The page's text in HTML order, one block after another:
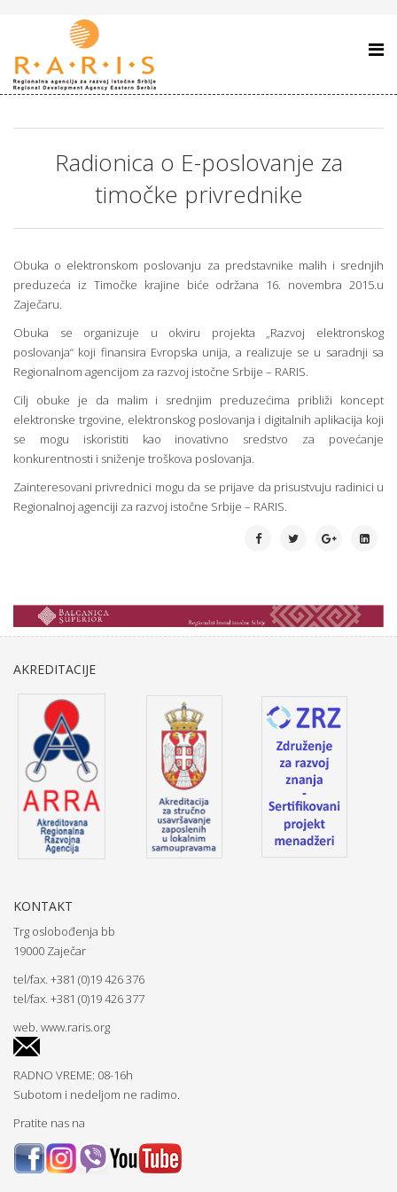
Radionica o E-poslovanje za
timočke privrednike
Obuka o elektronskom poslovanju za predstavnike malih i srednjih
preduzeća iz Timočke krajine biće održana 16. novembra 2015.u
Zaječaru.
Obuka se organizuje u okviru projekta „Razvoj elektronskog
poslovanja“ koji finansira Evropska unija, a realizuje se u saradnji sa
Regionalnom agencijom za razvoj istočne Srbije – RARIS.
Cilj obuke je da malim i srednjim preduzećima približi koncept
elektronske trgovine, elektronskog poslovanja i digitalnih aplikacija koji
se mogu iskoristiti kao inovativno sredstvo za povećanje
konkurentnosti i sniženje troškova poslovanja.
Zainteresovani privrednici mogu da se prijave da prisustvuju radinici u
Regionalnoj agenciji za razvoj istočne Srbije – RARIS.
AKREDITACIJE
KONTAKT
Trg oslobođenja bb
19000 Zaječar
tel/fax. +381 (0)19 426 376
tel/fax. +381 (0)19 426 377
web. www.raris.org
RADNO VREME: 08-16h
Subotom i nedeljom ne radimo.
Pratite nas na